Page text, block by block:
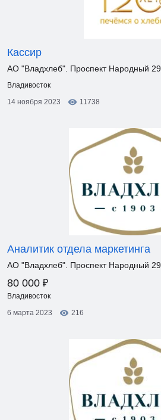
Кассир
АО "Владхлеб". Проспект Народный 29
Владивосток
14 ноября 2023
11738
Аналитик отдела маркетинга
АО "Владхлеб". Проспект Народный 29
80 000 ₽
Владивосток
6 марта 2023
216